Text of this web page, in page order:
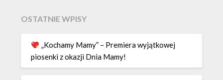
OSTATNIE WPISY
„Kochamy Mamy” – Premiera wyjątkowej
piosenki z okazji Dnia Mamy!